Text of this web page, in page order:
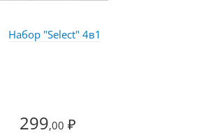
Набор "Select" 4в1
299,00 ₽